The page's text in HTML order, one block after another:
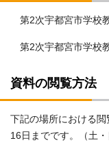
第2次宇都宮市学校
第2次宇都宮市学校
資料の閲覧方法
下記の場所における
16日までです。（土